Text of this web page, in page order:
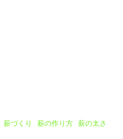
薪づくり 薪の作り方 薪の太さ